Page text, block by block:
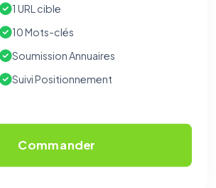
1 URL cible
10 Mots-clés
Soumission Annuaires
Suivi Positionnement
Commander